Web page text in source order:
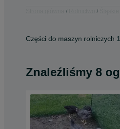
Części do maszyn rolniczych 1
Znaleźliśmy 8